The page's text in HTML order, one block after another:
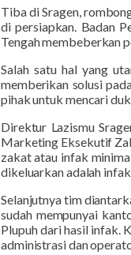
Tiba di Sragen,
di persiapkan. Badan
Tengah membeberkan
Salah satu hal yang
memberikan solusi
pihak untuk mencari
Direktur Lazismu
Marketing Eksekutif
zakat atau infak
dikeluarkan adalah
Selanjutnya tim
sudah mempunyai
Plupuh dari hasil infak.
administrasi dan